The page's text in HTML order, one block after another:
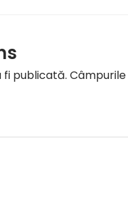
fi publicată.